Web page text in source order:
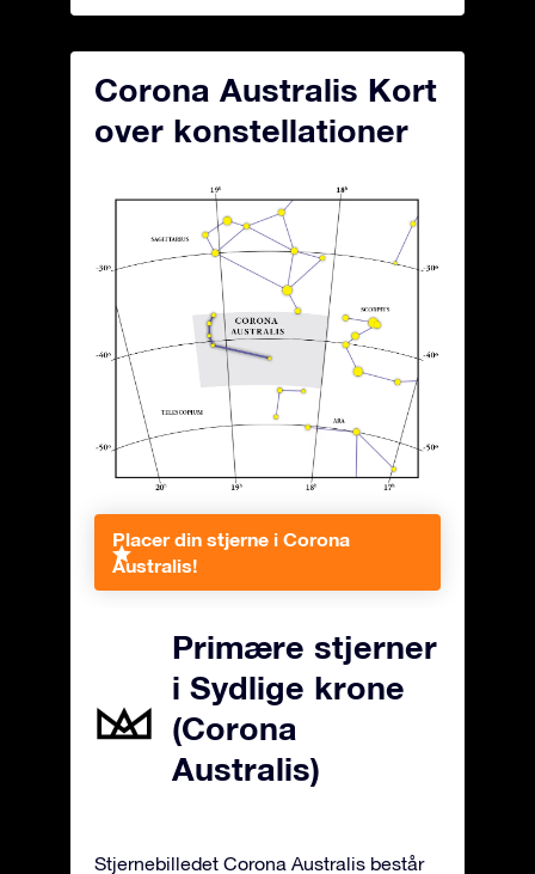
Corona Australis Kort
over konstellationer
Placer din stjerne i Corona
Australis!
Primære stjerner
i Sydlige krone
(Corona
Australis)
Stjernebilledet Corona Australis består